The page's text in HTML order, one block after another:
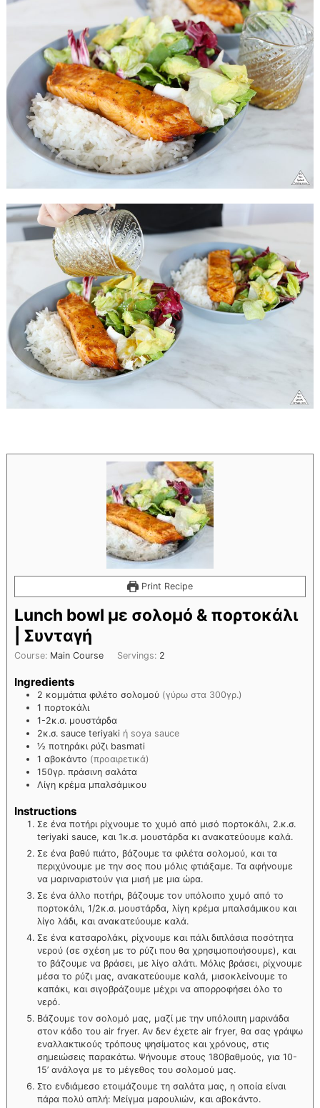
Print Recipe
Lunch bowl με σολομό & πορτοκάλι
| Συνταγή
Course: Main Course Servings: 2
Ingredients
2 κομμάτια φιλέτο σολομού (γύρω στα 300γρ.)
1 πορτοκάλι
1-2κ.σ. μουστάρδα
2κ.σ. sauce teriyaki ή soya sauce
½ ποτηράκι ρύζι basmati
1 αβοκάντο (προαιρετικά)
150γρ. πράσινη σαλάτα
Λίγη κρέμα μπαλσάμικου
Instructions
Σε ένα ποτήρι ρίχνουμε το χυμό από μισό πορτοκάλι, 2.κ.σ.
teriyaki sauce, και 1κ.σ. μουστάρδα κι ανακατεύουμε καλά.
Σε ένα βαθύ πιάτο, βάζουμε τα φιλέτα σολομού, και τα
περιχύνουμε με την σος που μόλις φτιάξαμε. Τα αφήνουμε
να μαριναριστούν για μισή με μια ώρα.
Σε ένα άλλο ποτήρι, βάζουμε τον υπόλοιπο χυμό από το
πορτοκάλι, 1/2κ.σ. μουστάρδα, λίγη κρέμα μπαλσάμικου και
λίγο λάδι, και ανακατεύουμε καλά.
Σε ένα κατσαρολάκι, ρίχνουμε και πάλι διπλάσια ποσότητα
νερού (σε σχέση με το ρύζι που θα χρησιμοποιήσουμε), και
το βάζουμε να βράσει, με λίγο αλάτι. Μόλις βράσει, ρίχνουμε
μέσα το ρύζι μας, ανακατεύουμε καλά, μισοκλείνουμε το
καπάκι, και σιγοβράζουμε μέχρι να απορροφήσει όλο το
νερό.
Βάζουμε τον σολομό μας, μαζί με την υπόλοιπη μαρινάδα
στον κάδο του air fryer. Αν δεν έχετε air fryer, θα σας γράψω
εναλλακτικούς τρόπους ψησίματος και χρόνους, στις
σημειώσεις παρακάτω. Ψήνουμε στους 180βαθμούς, για 10-
15’ ανάλογα με το μέγεθος του σολομού μας.
Στο ενδιάμεσο ετοιμάζουμε τη σαλάτα μας, η οποία είναι
πάρα πολύ απλή: Μείγμα μαρουλιών, και αβοκάντο.